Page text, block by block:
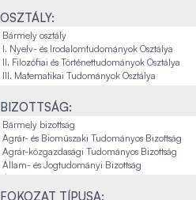
OSZTÁLY:
BIZOTTSÁG:
FOKOZAT TÍPUSA: